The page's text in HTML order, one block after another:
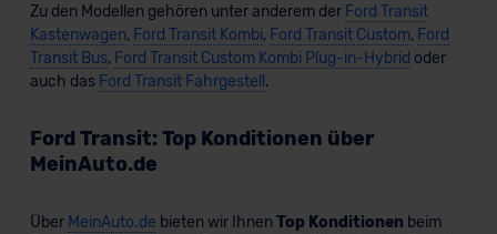
Ford Grand Transit Connect Kombi
Zu den Modellen gehören unter anderem der Ford Transit
Kastenwagen, Ford Transit Kombi, Ford Transit Custom, Ford
Transit Bus, Ford Transit Custom Kombi Plug-in-Hybrid oder
auch das Ford Transit Fahrgestell .
Ford Transit: Top Konditionen über
MeinAuto.de
Über MeinAuto.de bieten wir IhnenTop Konditionen beim